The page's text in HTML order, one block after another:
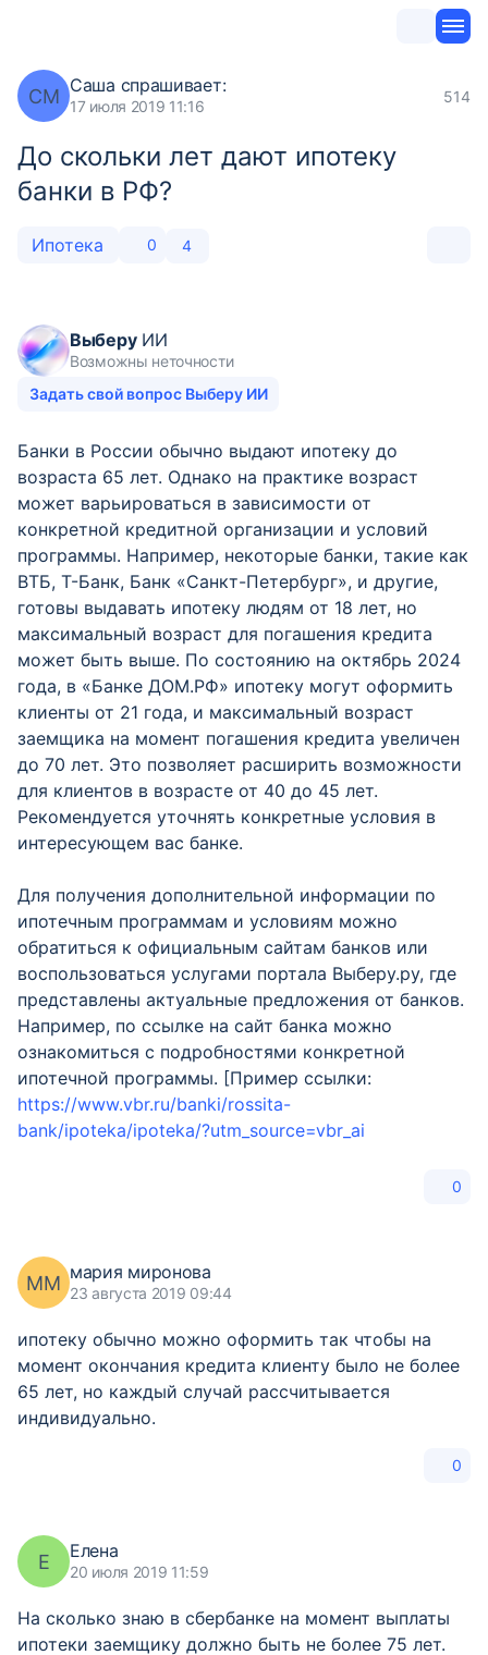
СМ Саша спрашивает:
17 июля 2019 11:16
514
До скольки лет дают ипотеку
банки в РФ?
Ипотека 0 4
ВыберуИИ
Возможны неточности
Задать свой вопрос Выберу ИИ
Банки в России обычно выдают ипотеку до
возраста 65 лет. Однако на практике возраст
может варьироваться в зависимости от
конкретной кредитной организации и условий
программы. Например, некоторые банки, такие как
ВТБ, Т-Банк, Банк «Санкт-Петербург», и другие,
готовы выдавать ипотеку людям от 18 лет, но
максимальный возраст для погашения кредита
может быть выше. По состоянию на октябрь 2024
года, в «Банке ДОМ.РФ» ипотеку могут оформить
клиенты от 21 года, и максимальный возраст
заемщика на момент погашения кредита увеличен
до 70 лет. Это позволяет расширить возможности
для клиентов в возрасте от 40 до 45 лет.
Рекомендуется уточнять конкретные условия в
интересующем вас банке.
Для получения дополнительной информации по
ипотечным программам и условиям можно
обратиться к официальным сайтам банков или
воспользоваться услугами портала Выберу.ру, где
представлены актуальные предложения от банков.
Например, по ссылке на сайт банка можно
ознакомиться с подробностями конкретной
ипотечной программы. [Пример ссылки:
https://www.vbr.ru/banki/rossita-
bank/ipoteka/ipoteka/?utm_source=vbr_ai
0
ММ мария миронова
23 августа 2019 09:44
ипотеку обычно можно оформить так чтобы на
момент окончания кредита клиенту было не более
65 лет, но каждый случай рассчитывается
индивидуально.
0
Е Елена
20 июля 2019 11:59
На сколько знаю в сбербанке на момент выплаты
ипотеки заемщику должно быть не более 75 лет.